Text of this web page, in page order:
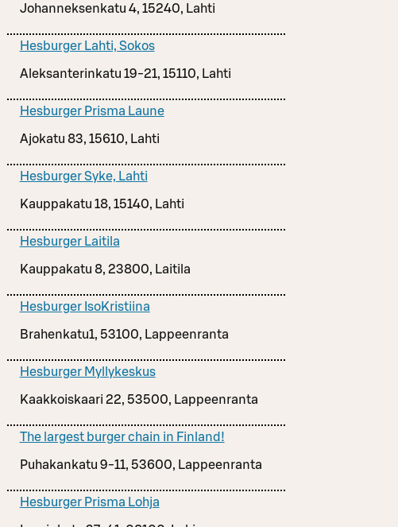
Johanneksenkatu 4, 15240, Lahti
Hesburger Lahti, Sokos
Aleksanterinkatu 19-21, 15110, Lahti
Hesburger Prisma Laune
Ajokatu 83, 15610, Lahti
Hesburger Syke, Lahti
Kauppakatu 18, 15140, Lahti
Hesburger Laitila
Kauppakatu 8, 23800, Laitila
Hesburger IsoKristiina
Brahenkatu1, 53100, Lappeenranta
Hesburger Myllykeskus
Kaakkoiskaari 22, 53500, Lappeenranta
The largest burger chain in Finland!
Puhakankatu 9-11, 53600, Lappeenranta
Hesburger Prisma Lohja